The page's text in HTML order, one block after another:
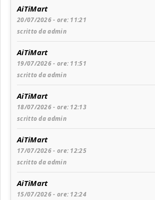
AiTiMart
20/07/2026 - ore: 11:21
scritto da admin
AiTiMart
19/07/2026 - ore: 11:51
scritto da admin
AiTiMart
18/07/2026 - ore: 12:13
scritto da admin
AiTiMart
17/07/2026 - ore: 12:25
scritto da admin
AiTiMart
15/07/2026 - ore: 12:24